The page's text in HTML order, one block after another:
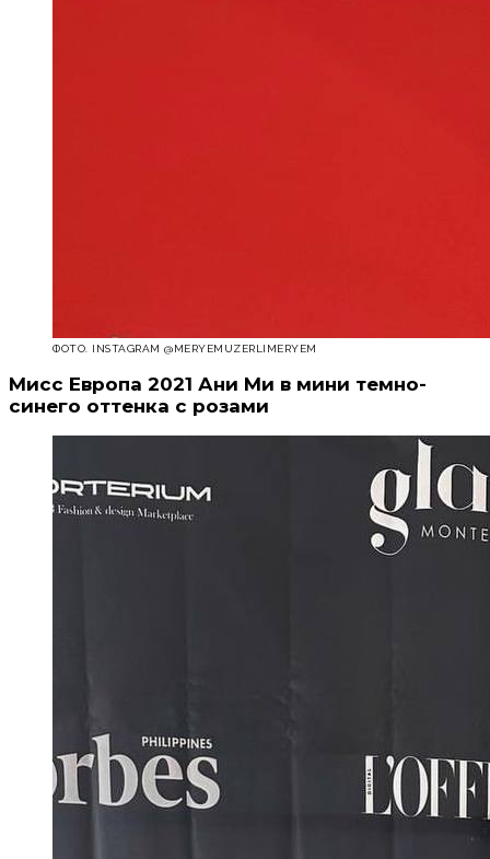
ФОТО. INSTAGRAM @MERYEMUZERLIMERYEM
Мисс Европа 2021 Ани Ми в мини темно-
синего оттенка с розами